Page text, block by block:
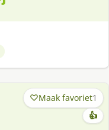
Maak favoriet1
👍